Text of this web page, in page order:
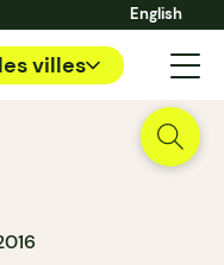
English
villes